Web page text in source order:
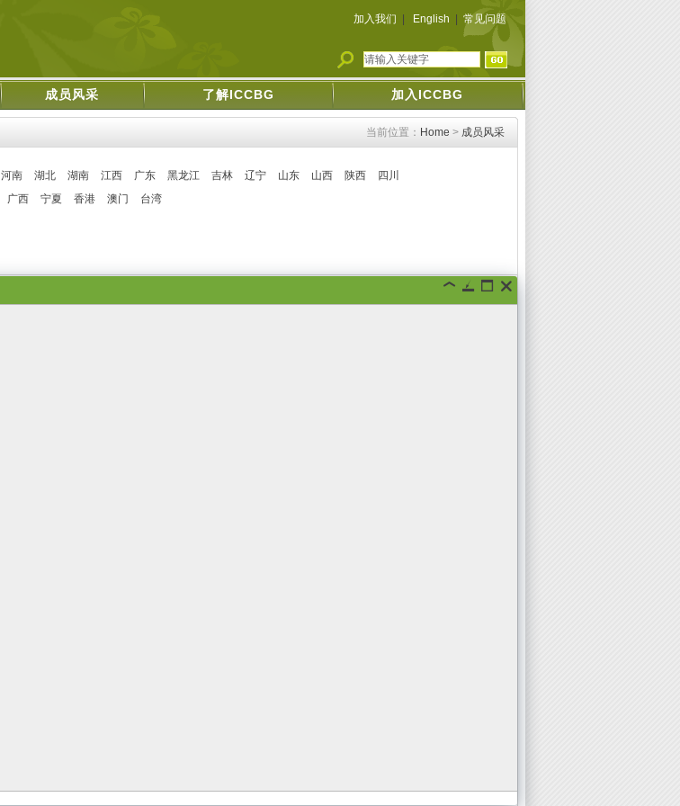
加入我们 English 常见问题
成员风采 了解ICCBG 加入ICCBG
当前位置： Home > 成员风采
河南 湖北 湖南 江西 广东 黑龙江 吉林 辽宁 山东 山西 陕西
四川
广西 宁夏 香港 澳门 台湾